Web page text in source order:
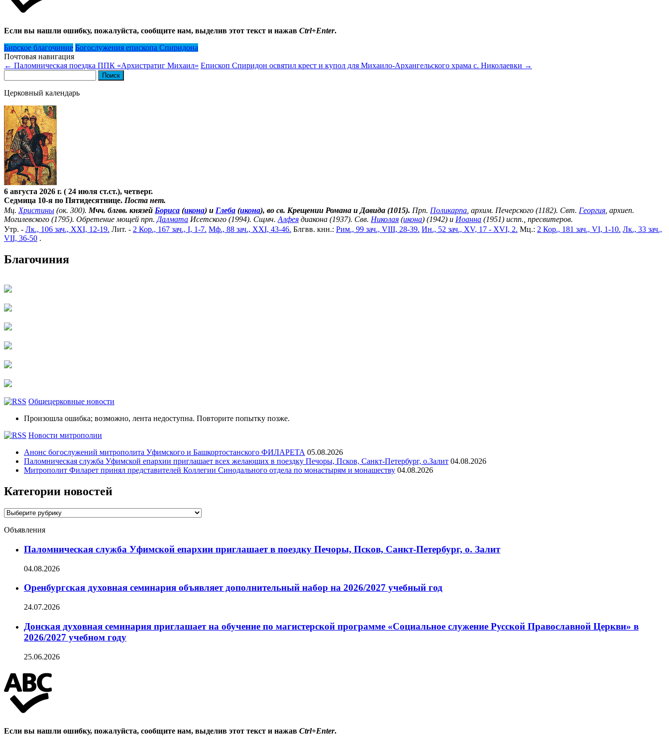
Если вы нашли ошибку, пожалуйста, сообщите нам, выделив этот текст и нажав Ctrl+Enter.
Бирское благочиние Богослужения епископа Спиридона
Почтовая навигация
← Паломническая поездка ППК «Архистратиг Михаил» Епископ Спиридон освятил крест и купол для Михаило-Архангельского храма с. Николаевки →
Церковный календарь
6 августа 2026 г. ( 24 июля ст.ст.), четверг.
Седмица 10-я по Пятидесятнице. Поста нет.
Мц. Христины (ок. 300). Мчч. блгвв. князей Бориса (икона) и Глеба (икона), во св. Крещении Романа и Давида (1015). Прп. Поликарпа , архим. Печерского (1182). Свт. Георгия , архиеп.
Могилевского (1795). Обретение мощей прп. Далмата Исетского (1994). Сщмч. Алфея диакона (1937). Свв. Николая (икона) (1942) и Иоанна (1951) испп., пресвитеров.
Утр. - Лк., 106 зач., XXI, 12-19. Лит. - 2 Кор., 167 зач., I, 1-7. Мф., 88 зач., XXI, 43-46. Блгвв. кнн.: Рим., 99 зач., VIII, 28-39. Ин., 52 зач., XV, 17 - XVI, 2. Мц.: 2 Кор., 181 зач., VI, 1-10. Лк., 33 зач.,
VII, 36-50 .
Благочиния
Общецерковные новости
Произошла ошибка; возможно, лента недоступна. Повторите попытку позже.
Новости митрополии
Анонс богослужений митрополита Уфимского и Башкортостанского ФИЛАРЕТА 05.08.2026
Паломническая служба Уфимской епархии приглашает всех желающих в поездку Печоры, Псков, Санкт-Петербург, о.Залит 04.08.2026
Митрополит Филарет принял представителей Коллегии Синодального отдела по монастырям и монашеству 04.08.2026
Категории новостей
Категории
Объявления
Паломническая служба Уфимской епархии приглашает в поездку Печоры, Псков, Санкт-Петербург, о. Залит
04.08.2026
Оренбургская духовная семинария объявляет дополнительный набор на 2026/2027 учебный год
24.07.2026
Донская духовная семинария приглашает на обучение по магистерской программе «Социальное служение Русской Православной Церкви» в
2026/2027 учебном году
25.06.2026
Если вы нашли ошибку, пожалуйста, сообщите нам, выделив этот текст и нажав Ctrl+Enter.